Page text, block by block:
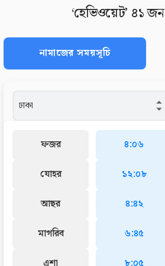
‘হেভিওয়েট’ ৪১ জন
নামাজের সময়সূচি
ফজর
যোহর
আছর
মাগরিব
৪:০৬
১২:০৮
৪:৪২
৬:৪৫